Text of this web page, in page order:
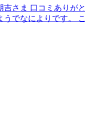
吉さま 口コミありが
うでなによりです。